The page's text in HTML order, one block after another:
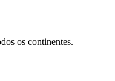
os continentes.